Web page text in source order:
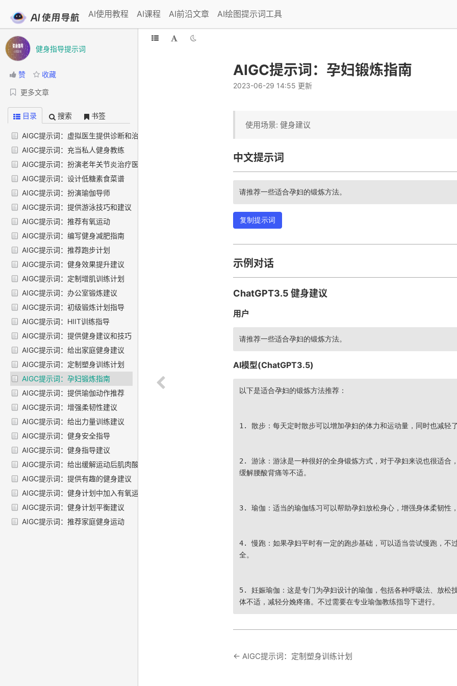
AI使用教程 AI课程 AI前沿文章 AI绘图提示词工具
健身指导提示词
赞 收藏
更多文章
目录 搜索 书签
AIGC提示词：虚拟医生提供诊断和治疗建议
AIGC提示词：充当私人健身教练
AIGC提示词：扮演老年关节炎治疗医生
AIGC提示词：设计低糖素食菜谱
AIGC提示词：扮演瑜伽导师
AIGC提示词：提供游泳技巧和建议
AIGC提示词：推荐有氧运动
AIGC提示词：编写健身减肥指南
AIGC提示词：推荐跑步计划
AIGC提示词：健身效果提升建议
AIGC提示词：定制增肌训练计划
AIGC提示词：办公室锻炼建议
AIGC提示词：初级锻炼计划指导
AIGC提示词：HIIT训练指导
AIGC提示词：提供健身建议和技巧
AIGC提示词：给出家庭健身建议
AIGC提示词：定制塑身训练计划
AIGC提示词：孕妇锻炼指南
AIGC提示词：提供瑜伽动作推荐
AIGC提示词：增强柔韧性建议
AIGC提示词：给出力量训练建议
AIGC提示词：健身安全指导
AIGC提示词：健身指导建议
AIGC提示词：给出缓解运动后肌肉酸痛的建议
AIGC提示词：提供有趣的健身建议
AIGC提示词：健身计划中加入有氧运动指南
AIGC提示词：健身计划平衡建议
AIGC提示词：推荐家庭健身运动
AIGC提示词：孕妇锻炼指南
2023-06-29 14:55 更新
使用场景: 健身建议
中文提示词
请推荐一些适合孕妇的锻炼方法。
复制提示词
示例对话
ChatGPT3.5 健身建议
用户
请推荐一些适合孕妇的锻炼方法。
AI模型(ChatGPT3.5)
以下是适合孕妇的锻炼方法推荐：
1. 散步：每天定时散步可以增加孕妇的体力和运动量，同时也减轻了
2. 游泳：游泳是一种很好的全身锻炼方式，对于孕妇来说也很适合
缓解腰酸背痛等不适。
3. 瑜伽：适当的瑜伽练习可以帮助孕妇放松身心，增强身体柔韧性
4. 慢跑：如果孕妇平时有一定的跑步基础，可以适当尝试慢跑，不
全。
5. 妊娠瑜伽：这是专门为孕妇设计的瑜伽，包括各种呼吸法、放松
体不适，减轻分娩疼痛。不过需要在专业瑜伽教练指导下进行。
← AIGC提示词：定制塑身训练计划